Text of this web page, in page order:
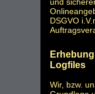
DSGVO
Logfiles
Wir, bzw.